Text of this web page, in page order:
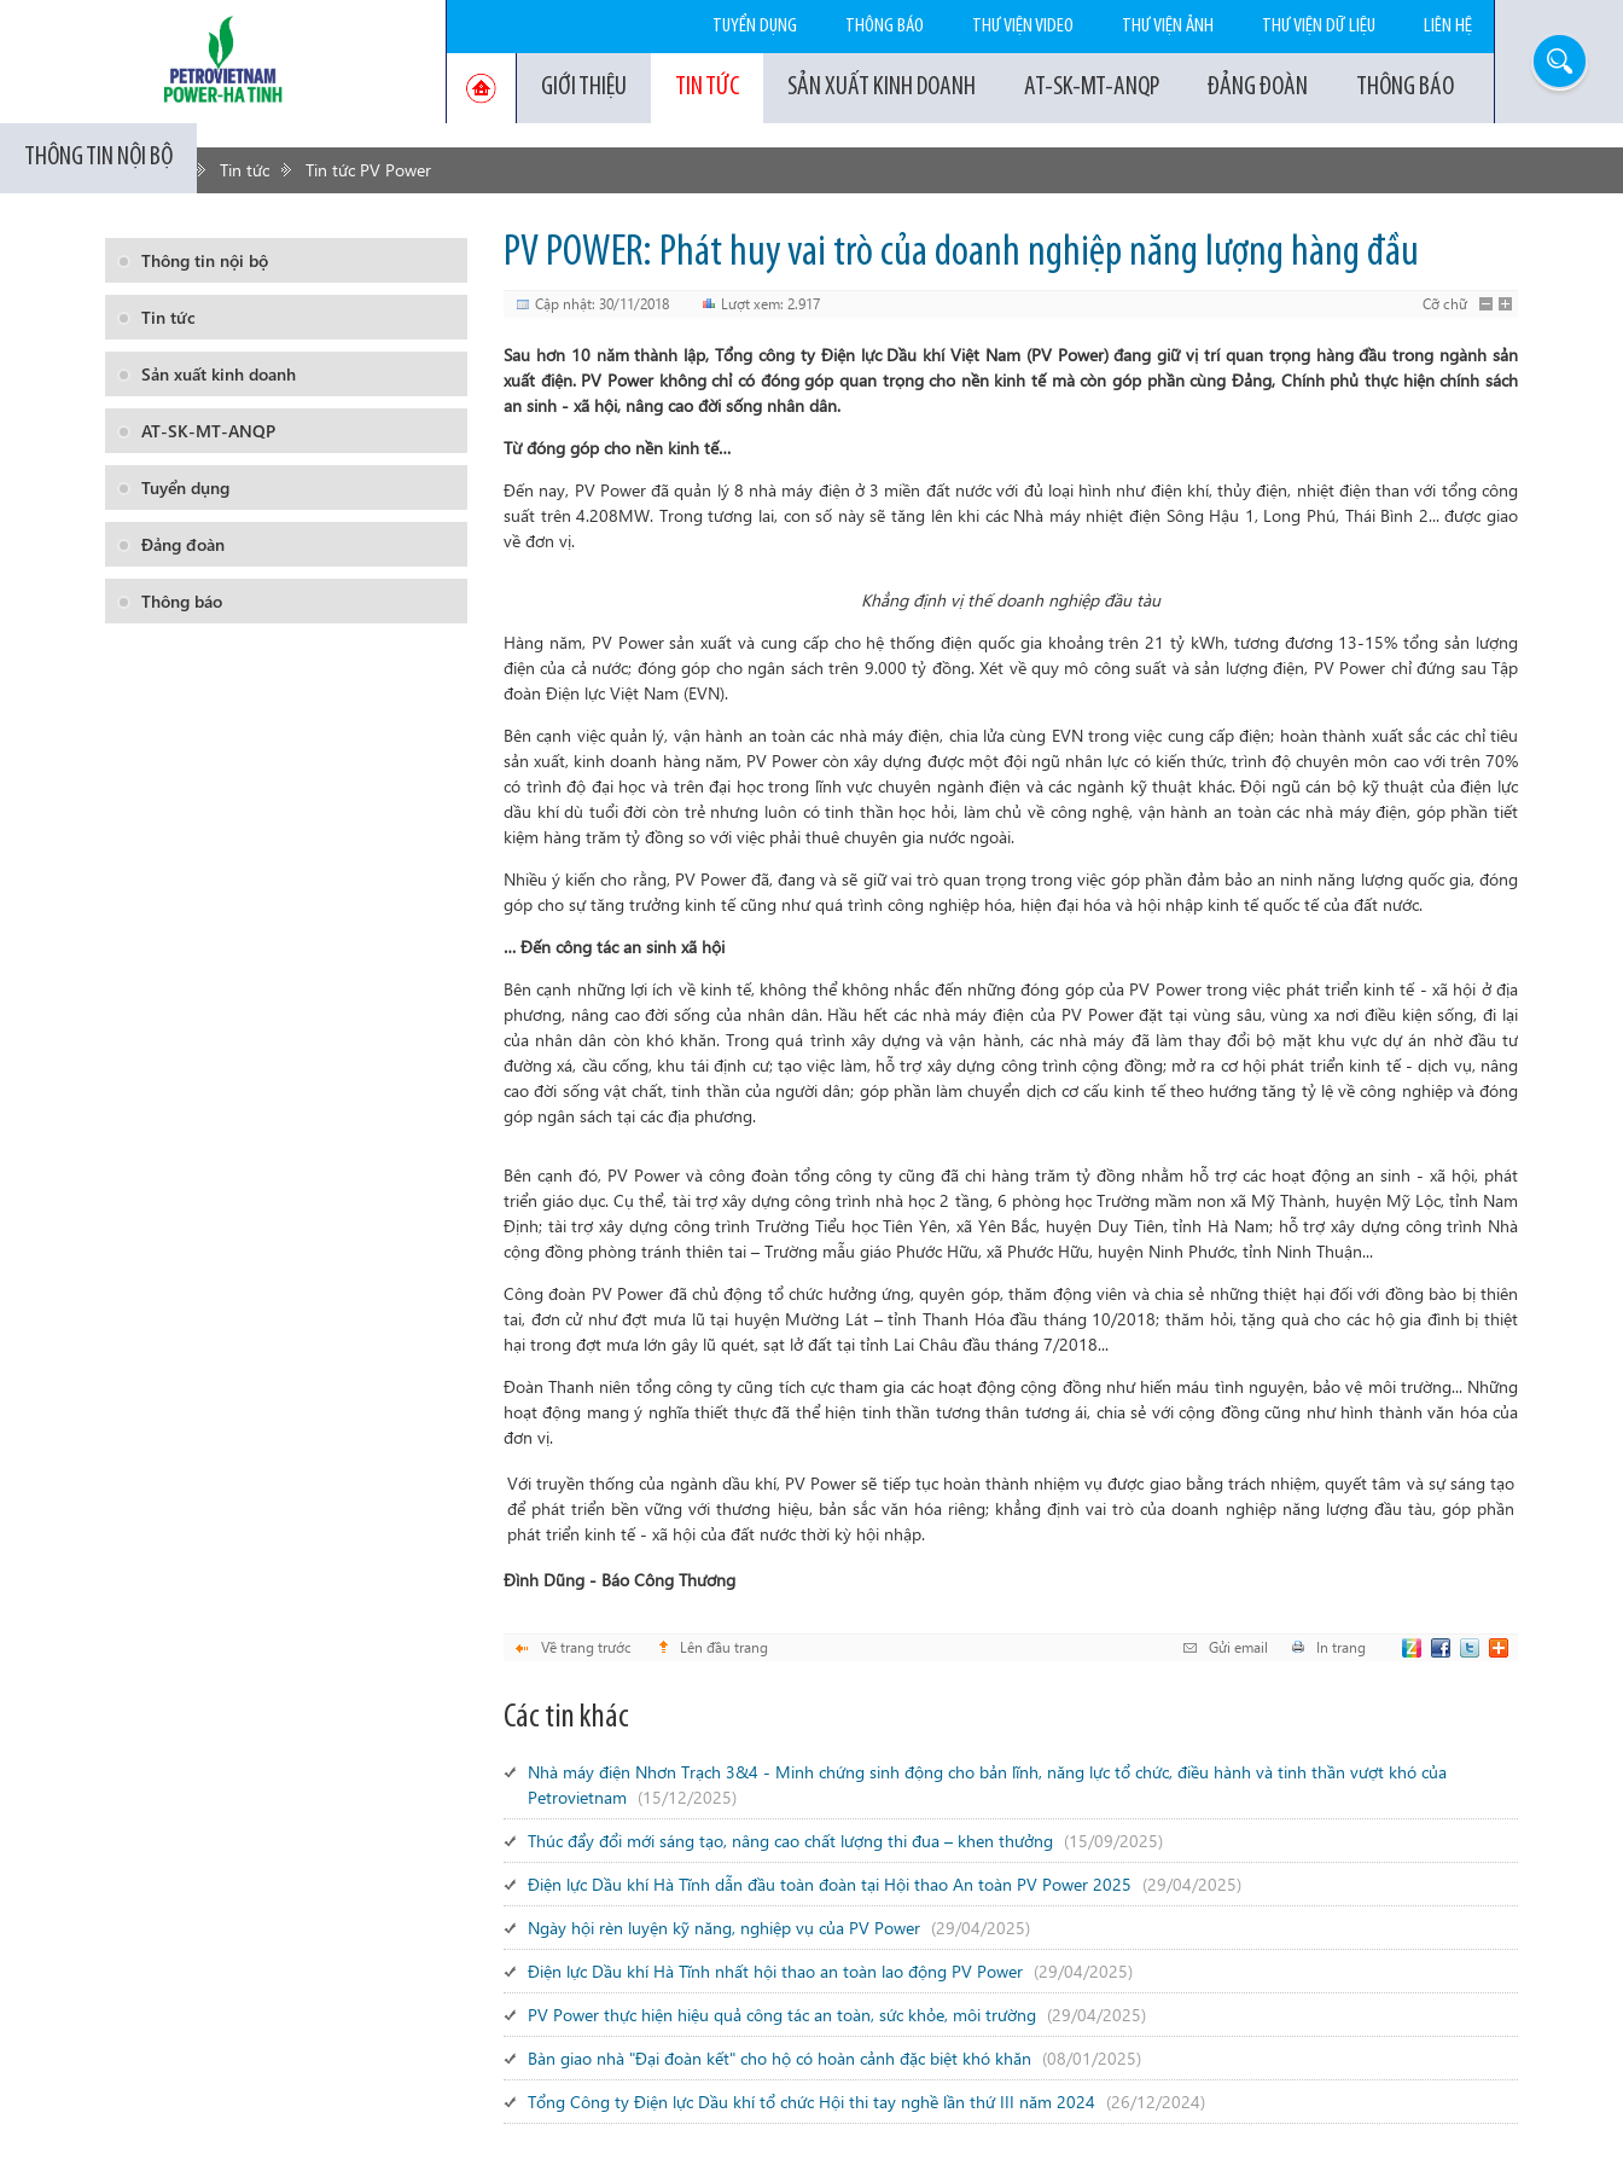
GIỚI THIỆU TIN TỨC SẢN XUẤT KINH DOANH AT-SK-MT-ANQP ĐẢNG ĐOÀN THÔNG BÁO
THÔNG TIN NỘI BỘ
TUYỂN DỤNG THÔNG BÁO THƯ VIỆN VIDEO THƯ VIỆN ẢNH THƯ VIỆN DỮ LIỆU LIÊN HỆ
Trang chủ Tin tức Tin tức PV Power
Thông tin nội bộ
Tin tức
Sản xuất kinh doanh
AT-SK-MT-ANQP
Tuyển dụng
Đảng đoàn
Thông báo
PV POWER: Phát huy vai trò của doanh nghiệp năng lượng hàng đầu
Cập nhật: 30/11/2018 Lượt xem: 2.917 Cỡ chữ
Sau hơn 10 năm thành lập, Tổng công ty Điện lực Dầu khí Việt Nam (PV Power) đang giữ vị trí quan trọng hàng đầu trong ngành sản
xuất điện. PV Power không chỉ có đóng góp quan trọng cho nền kinh tế mà còn góp phần cùng Đảng, Chính phủ thực hiện chính sách
an sinh - xã hội, nâng cao đời sống nhân dân.
Từ đóng góp cho nền kinh tế…
Đến nay, PV Power đã quản lý 8 nhà máy điện ở 3 miền đất nước với đủ loại hình như điện khí, thủy điện, nhiệt điện than với tổng công
suất trên 4.208MW. Trong tương lai, con số này sẽ tăng lên khi các Nhà máy nhiệt điện Sông Hậu 1, Long Phú, Thái Bình 2... được giao
về đơn vị.
Khẳng định vị thế doanh nghiệp đầu tàu
Hàng năm, PV Power sản xuất và cung cấp cho hệ thống điện quốc gia khoảng trên 21 tỷ kWh, tương đương 13-15% tổng sản lượng
điện của cả nước; đóng góp cho ngân sách trên 9.000 tỷ đồng. Xét về quy mô công suất và sản lượng điện, PV Power chỉ đứng sau Tập
đoàn Điện lực Việt Nam (EVN).
Bên cạnh việc quản lý, vận hành an toàn các nhà máy điện, chia lửa cùng EVN trong việc cung cấp điện; hoàn thành xuất sắc các chỉ tiêu
sản xuất, kinh doanh hàng năm, PV Power còn xây dựng được một đội ngũ nhân lực có kiến thức, trình độ chuyên môn cao với trên 70%
có trình độ đại học và trên đại học trong lĩnh vực chuyên ngành điện và các ngành kỹ thuật khác. Đội ngũ cán bộ kỹ thuật của điện lực
dầu khí dù tuổi đời còn trẻ nhưng luôn có tinh thần học hỏi, làm chủ về công nghệ, vận hành an toàn các nhà máy điện, góp phần tiết
kiệm hàng trăm tỷ đồng so với việc phải thuê chuyên gia nước ngoài.
Nhiều ý kiến cho rằng, PV Power đã, đang và sẽ giữ vai trò quan trọng trong việc góp phần đảm bảo an ninh năng lượng quốc gia, đóng
góp cho sự tăng trưởng kinh tế cũng như quá trình công nghiệp hóa, hiện đại hóa và hội nhập kinh tế quốc tế của đất nước.
… Đến công tác an sinh xã hội
Bên cạnh những lợi ích về kinh tế, không thể không nhắc đến những đóng góp của PV Power trong việc phát triển kinh tế - xã hội ở địa
phương, nâng cao đời sống của nhân dân. Hầu hết các nhà máy điện của PV Power đặt tại vùng sâu, vùng xa nơi điều kiện sống, đi lại
của nhân dân còn khó khăn. Trong quá trình xây dựng và vận hành, các nhà máy đã làm thay đổi bộ mặt khu vực dự án nhờ đầu tư
đường xá, cầu cống, khu tái định cư; tạo việc làm, hỗ trợ xây dựng công trình cộng đồng; mở ra cơ hội phát triển kinh tế - dịch vụ, nâng
cao đời sống vật chất, tinh thần của người dân; góp phần làm chuyển dịch cơ cấu kinh tế theo hướng tăng tỷ lệ về công nghiệp và đóng
góp ngân sách tại các địa phương.
Bên cạnh đó, PV Power và công đoàn tổng công ty cũng đã chi hàng trăm tỷ đồng nhằm hỗ trợ các hoạt động an sinh - xã hội, phát
triển giáo dục. Cụ thể, tài trợ xây dựng công trình nhà học 2 tầng, 6 phòng học Trường mầm non xã Mỹ Thành, huyện Mỹ Lộc, tỉnh Nam
Định; tài trợ xây dựng công trình Trường Tiểu học Tiên Yên, xã Yên Bắc, huyện Duy Tiên, tỉnh Hà Nam; hỗ trợ xây dựng công trình Nhà
cộng đồng phòng tránh thiên tai – Trường mẫu giáo Phước Hữu, xã Phước Hữu, huyện Ninh Phước, tỉnh Ninh Thuận...
Công đoàn PV Power đã chủ động tổ chức hưởng ứng, quyên góp, thăm động viên và chia sẻ những thiệt hại đối với đồng bào bị thiên
tai, đơn cử như đợt mưa lũ tại huyện Mường Lát – tỉnh Thanh Hóa đầu tháng 10/2018; thăm hỏi, tặng quà cho các hộ gia đình bị thiệt
hại trong đợt mưa lớn gây lũ quét, sạt lở đất tại tỉnh Lai Châu đầu tháng 7/2018...
Đoàn Thanh niên tổng công ty cũng tích cực tham gia các hoạt động cộng đồng như hiến máu tình nguyện, bảo vệ môi trường... Những
hoạt động mang ý nghĩa thiết thực đã thể hiện tinh thần tương thân tương ái, chia sẻ với cộng đồng cũng như hình thành văn hóa của
đơn vị.
Với truyền thống của ngành dầu khí, PV Power sẽ tiếp tục hoàn thành nhiệm vụ được giao bằng trách nhiệm, quyết tâm và sự sáng tạo
để phát triển bền vững với thương hiệu, bản sắc văn hóa riêng; khẳng định vai trò của doanh nghiệp năng lượng đầu tàu, góp phần
phát triển kinh tế - xã hội của đất nước thời kỳ hội nhập.
Đình Dũng - Báo Công Thương
Về trang trước Lên đầu trang In trang
Gửi email
Các tin khác
Nhà máy điện Nhơn Trạch 3&4 - Minh chứng sinh động cho bản lĩnh, năng lực tổ chức, điều hành và tinh thần vượt khó của
Petrovietnam (15/12/2025)
Thúc đẩy đổi mới sáng tạo, nâng cao chất lượng thi đua – khen thưởng (15/09/2025)
Điện lực Dầu khí Hà Tĩnh dẫn đầu toàn đoàn tại Hội thao An toàn PV Power 2025 (29/04/2025)
Ngày hội rèn luyện kỹ năng, nghiệp vụ của PV Power (29/04/2025)
Điện lực Dầu khí Hà Tĩnh nhất hội thao an toàn lao động PV Power (29/04/2025)
PV Power thực hiện hiệu quả công tác an toàn, sức khỏe, môi trường (29/04/2025)
Bàn giao nhà "Đại đoàn kết" cho hộ có hoàn cảnh đặc biệt khó khăn (08/01/2025)
Tổng Công ty Điện lực Dầu khí tổ chức Hội thi tay nghề lần thứ III năm 2024 (26/12/2024)